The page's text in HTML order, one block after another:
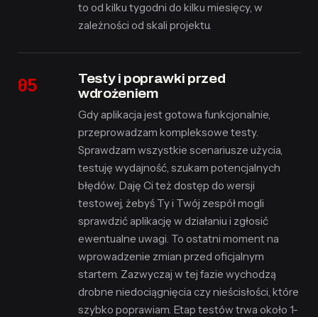
to od kilku tygodni do kilku miesięcy, w
zależności od skali projektu.
Testy i poprawki przed
wdrożeniem
Gdy aplikacja jest gotowa funkcjonalnie,
przeprowadzam kompleksowe testy.
Sprawdzam wszystkie scenariusze użycia,
testuję wydajność, szukam potencjalnych
błędów. Daję Ci też dostęp do wersji
testowej, żebyś Ty i Twój zespół mogli
sprawdzić aplikację w działaniu i zgłosić
ewentualne uwagi. To ostatni moment na
wprowadzenie zmian przed oficjalnym
startem. Zazwyczaj w tej fazie wychodzą
drobne niedociągnięcia czy nieścisłości, które
szybko poprawiam. Etap testów trwa około 1-